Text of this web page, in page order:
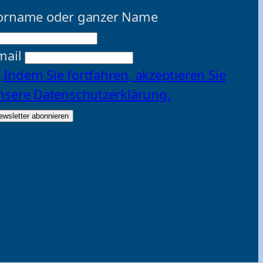
oder ganzer Name
Indem Sie fortfahren, akzeptieren Sie
Datenschutzerklärung.